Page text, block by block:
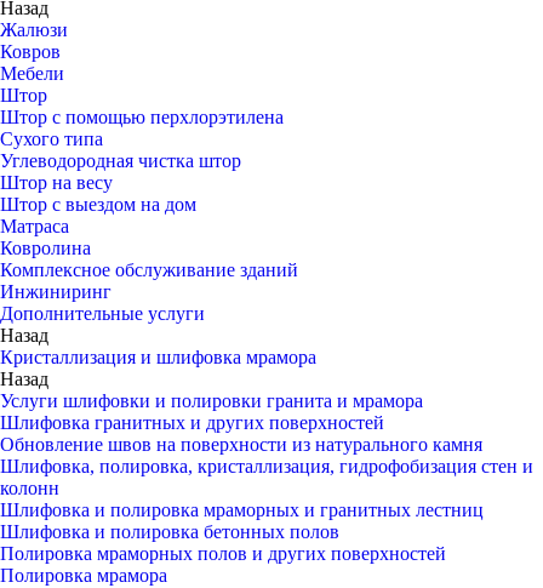
Назад
Жалюзи
Ковров
Мебели
Штор
Штор с помощью перхлорэтилена
Сухого типа
Углеводородная чистка штор
Штор на весу
Штор с выездом на дом
Матраса
Ковролина
Комплексное обслуживание зданий
Инжиниринг
Дополнительные услуги
Назад
Кристаллизация и шлифовка мрамора
Назад
Услуги шлифовки и полировки гранита и мрамора
Шлифовка гранитных и других поверхностей
Обновление швов на поверхности из натурального камня
Шлифовка, полировка, кристаллизация, гидрофобизация стен и
колонн
Шлифовка и полировка мраморных и гранитных лестниц
Шлифовка и полировка бетонных полов
Полировка мраморных полов и других поверхностей
Полировка мрамора